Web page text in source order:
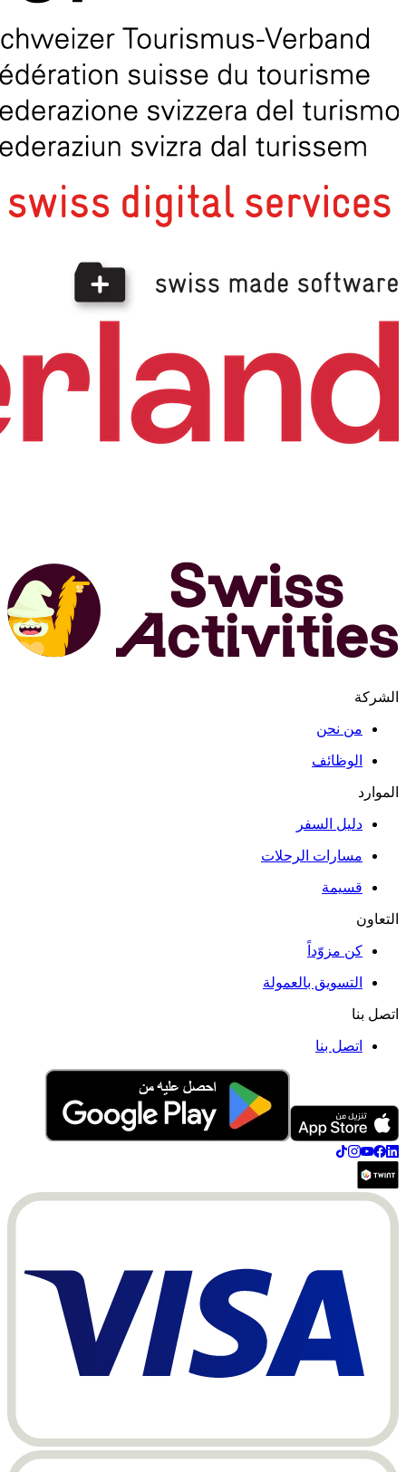
الشركة
من نحن
الوظائف
الموارد
دليل السفر
مسارات الرحلات
قسيمة
التعاون
كن مزوّداً
التسويق بالعمولة
اتصل بنا
اتصل بنا